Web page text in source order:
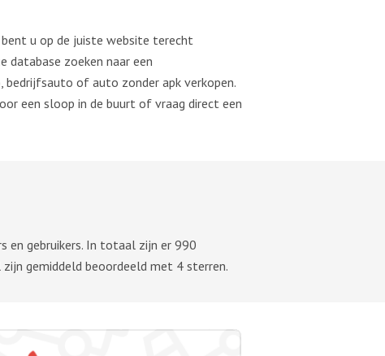
u op de juiste website terecht
database zoeken naar een
of auto zonder apk verkopen.
een sloop in de buurt of vraag direct een
en gebruikers. In totaal zijn er 990
gemiddeld beoordeeld met 4 sterren.